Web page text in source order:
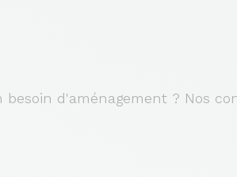
besoin d'aménagement ? Nos